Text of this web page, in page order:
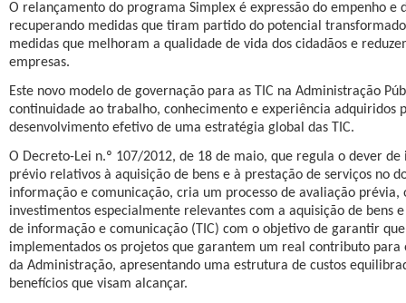
O relançamento do programa Simplex é expressão do empenho e
recuperando medidas que tiram partido do potencial
medidas que melhoram a qualidade de vida dos cidadãos e
empresas.
Este novo modelo de governação para as TIC na Administração
continuidade ao trabalho, conhecimento e experiência adquiridos
desenvolvimento efetivo de uma estratégia global das TIC.
O Decreto-Lei n.º 107/2012, de 18 de maio, que regula o dever
prévio relativos à aquisição de bens e à prestação de serviços no
informação e comunicação, cria um processo de avaliação
investimentos especialmente relevantes com a aquisição de bens
de informação e comunicação (TIC) com o objetivo de garantir
implementados os projetos que garantem um real contributo para
da Administração, apresentando uma estrutura de custos
benefícios que visam alcançar.